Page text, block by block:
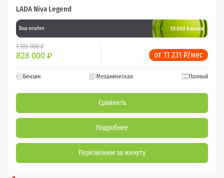
LADA Niva Legend
Ваш кешбек 10 000 баллов
1 185 000 ₽
828 000 ₽ от 11 231 ₽/мес
Бензин Механическая Полный
Сравнить
Подробнее
Перезвоним за минуту